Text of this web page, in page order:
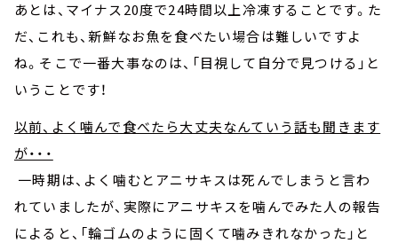
あとは、マイナス20度で24時間以上冷凍することです。た
だ、これも、新鮮なお魚を食べたい場合は難しいですよ
ね。そこで一番大事なのは、「目視して自分で見つける」と
いうことです！
以前、よく噛んで食べたら大丈夫なんていう話も聞きます
が・・・
一時期は、よく噛むとアニサキスは死んでしまうと言わ
れていましたが、実際にアニサキスを噛んでみた人の報告
によると、「輪ゴムのように固くて噛みきれなかった」と